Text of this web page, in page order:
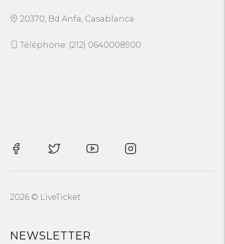
20370, Bd Anfa, Casablanca
Téléphone: (212) 0640008900
2026 © LiveTicket
NEWSLETTER